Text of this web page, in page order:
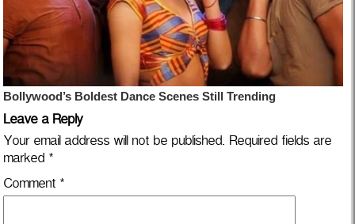
Leave a Reply
Your email address will not be published. Required fields are
marked *
Comment *